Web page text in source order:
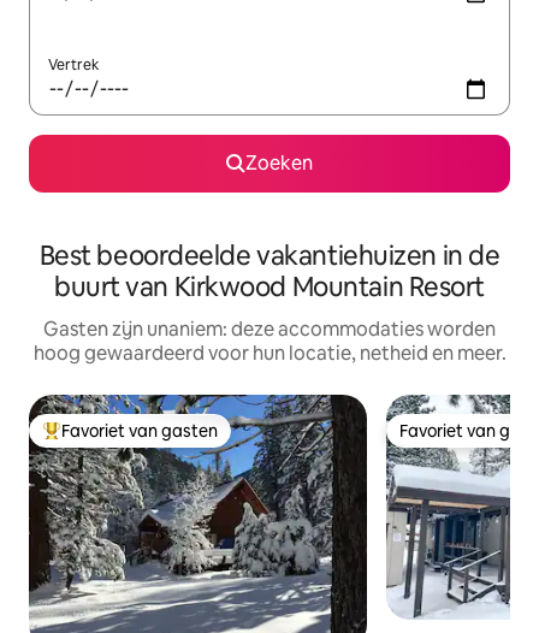
Vertrek
Zoeken
Best beoordeelde vakantiehuizen in de
buurt van Kirkwood Mountain Resort
Gasten zijn unaniem: deze accommodaties worden
hoog gewaardeerd voor hun locatie, netheid en meer.
Topfavoriet van gasten
Favoriet van gasten Favoriet van
Favoriet van